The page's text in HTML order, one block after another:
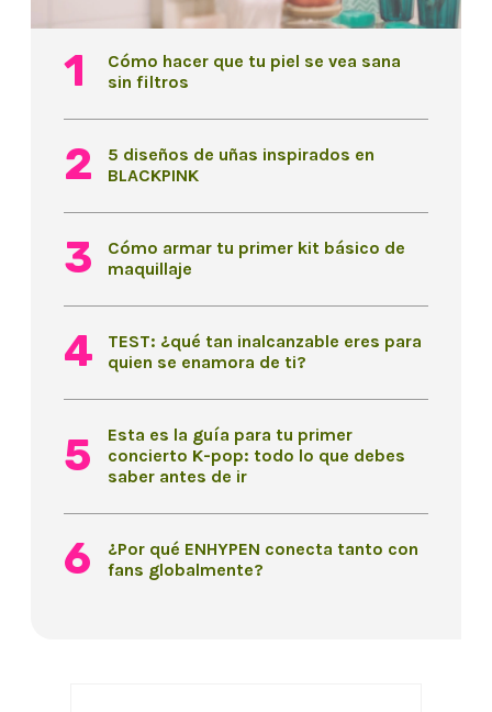
Cómo hacer que tu piel se vea sana
sin filtros
5 diseños de uñas inspirados en
BLACKPINK
Cómo armar tu primer kit básico de
maquillaje
TEST: ¿qué tan inalcanzable eres para
quien se enamora de ti?
Esta es la guía para tu primer
concierto K-pop: todo lo que debes
saber antes de ir
¿Por qué ENHYPEN conecta tanto con
fans globalmente?